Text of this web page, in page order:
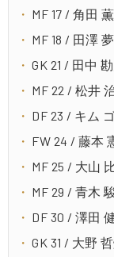
MF 17 / 角田
MF 18 / 田澤
GK 21 / 田中
MF 22 / 松井
DF 23 / キム
FW 24 / 藤本
MF 25 / 大山
MF 29 / 青木
DF 30 / 澤田
GK 31 / 大野